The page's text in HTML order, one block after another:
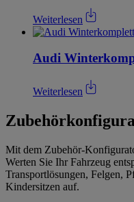
Weiterlesen
Audi
Weiterlesen
Mit dem Zubehör-
Werten Sie Ihr Fahrzeug
Transportlösungen, Felgen,
Kindersitzen auf.